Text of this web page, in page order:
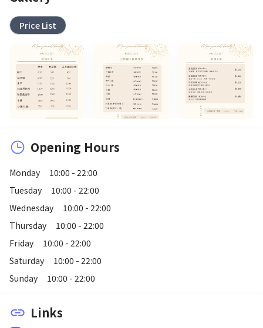
Price List
Opening Hours
Monday
10:00 - 22:00
Tuesday
10:00 - 22:00
Wednesday
10:00 - 22:00
Thursday
10:00 - 22:00
Friday
10:00 - 22:00
Saturday
10:00 - 22:00
Sunday
10:00 - 22:00
link Links